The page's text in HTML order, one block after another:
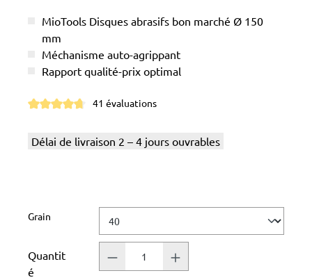
MioTools Disques abrasifs bon marché Ø 150
mm
Méchanisme auto-agrippant
Rapport qualité-prix optimal
41 évaluations
Délai de livraison 2 – 4 jours ouvrables
Sélectionnez
Grain
Quantit
é